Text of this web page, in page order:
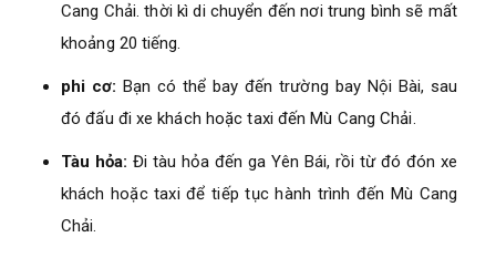
Cang Chải. thời kì di chuyển đến nơi trung bình sẽ mất
khoảng 20 tiếng.
phi cơ: Bạn có thể bay đến trường bay Nội Bài, sau
đó đấu đi xe khách hoặc taxi đến Mù Cang Chải.
Tàu hỏa: Đi tàu hỏa đến ga Yên Bái, rồi từ đó đón xe
khách hoặc taxi để tiếp tục hành trình đến Mù Cang
Chải.